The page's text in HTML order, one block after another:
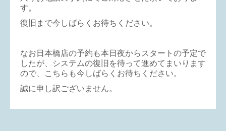
す。
復旧まで今しばらくお待ちください。
なお日本橋店の予約も本日夜からスタートの予定で
したが、システムの復旧を待って進めてまいります
ので、こちらも今しばらくお待ちください。
誠に申し訳ございません。